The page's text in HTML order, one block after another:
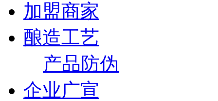
加盟商家
酿造工艺
产品防伪
企业广宣